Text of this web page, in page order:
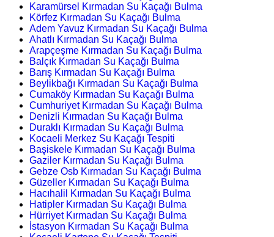
Karamürsel Kırmadan Su Kaçağı Bulma
Körfez Kırmadan Su Kaçağı Bulma
Adem Yavuz Kırmadan Su Kaçağı Bulma
Ahatlı Kırmadan Su Kaçağı Bulma
Arapçeşme Kırmadan Su Kaçağı Bulma
Balçık Kırmadan Su Kaçağı Bulma
Barış Kırmadan Su Kaçağı Bulma
Beylikbağı Kırmadan Su Kaçağı Bulma
Cumaköy Kırmadan Su Kaçağı Bulma
Cumhuriyet Kırmadan Su Kaçağı Bulma
Denizli Kırmadan Su Kaçağı Bulma
Duraklı Kırmadan Su Kaçağı Bulma
Kocaeli Merkez Su Kaçağı Tespiti
Başiskele Kırmadan Su Kaçağı Bulma
Gaziler Kırmadan Su Kaçağı Bulma
Gebze Osb Kırmadan Su Kaçağı Bulma
Güzeller Kırmadan Su Kaçağı Bulma
Hacıhalil Kırmadan Su Kaçağı Bulma
Hatipler Kırmadan Su Kaçağı Bulma
Hürriyet Kırmadan Su Kaçağı Bulma
İstasyon Kırmadan Su Kaçağı Bulma